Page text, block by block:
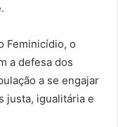
Feminicídio, o
a defesa dos
a se engajar
justa, igualitária e